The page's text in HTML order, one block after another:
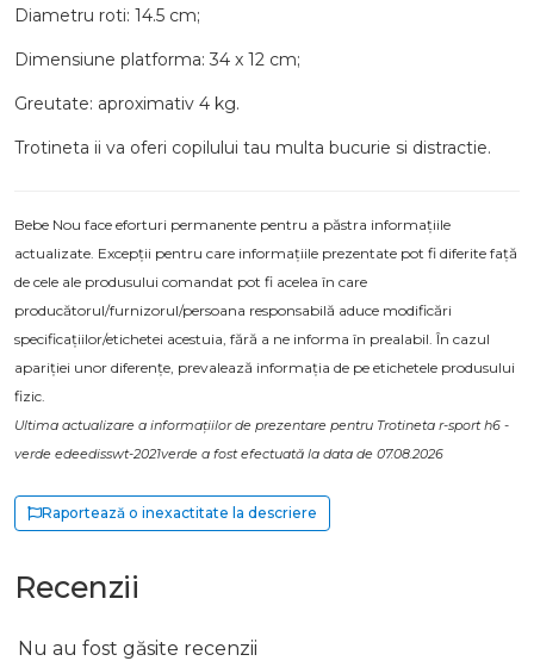
Diametru roti: 14.5 cm;
Dimensiune platforma: 34 x 12 cm;
Greutate: aproximativ 4 kg.
Trotineta ii va oferi copilului tau multa bucurie si distractie.
Bebe Nou face eforturi permanente pentru a păstra informațiile
actualizate. Excepții pentru care informațiile prezentate pot fi diferite față
de cele ale produsului comandat pot fi acelea în care
producătorul/furnizorul/persoana responsabilă aduce modificări
specificațiilor/etichetei acestuia, fără a ne informa în prealabil. În cazul
apariției unor diferențe, prevalează informația de pe etichetele produsului
fizic.
Ultima actualizare a informațiilor de prezentare pentru Trotineta r-sport h6 -
verde edeedisswt-2021verde a fost efectuată la data de 07.08.2026
Raportează o inexactitate la descriere
Recenzii
Nu au fost găsite recenzii